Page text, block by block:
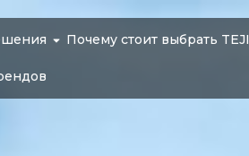
Почему стоит выбрать TEJI